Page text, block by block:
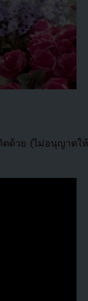
ตด้วย (ไม่อนุญาตให้